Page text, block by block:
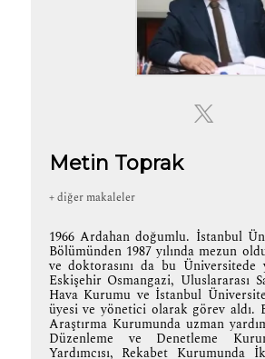
Metin Toprak
+ diğer makaleler
1966 Ardahan doğumlu. İstanbul
Bölümünden 1987 yılında mezun
ve doktorasını da bu Üniversitede
Eskişehir Osmangazi, Uluslararası
Hava Kurumu ve İstanbul
üyesi ve yönetici olarak görev aldı.
Araştırma Kurumunda uzman
Düzenleme ve Denetleme
Yardımcısı, Rekabet Kurumunda